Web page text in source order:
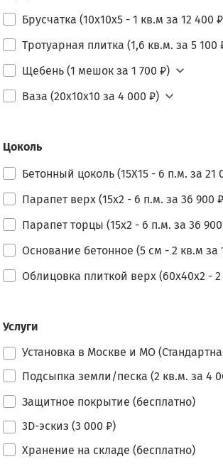
Брусчатка (10х10х5 - 1 кв.м за 12 400
Тротуарная плитка (1,6 кв.м. за 5 100
Щебень (1 мешок за 1 700 ₽)
Ваза (20х10х10 за 4 000 ₽)
Цоколь
Бетонный цоколь (15Х15 - 6 п.м. за 21
Парапет верх (15х2 - 6 п.м. за 36 900
Парапет торцы (15х2 - 6 п.м. за 36
Основание бетонное (5 см - 2 кв.м за
Облицовка плиткой верх (60х40х2 -
Услуги
Установка в Москве и МО
Подсыпка земли/песка (2 кв.м. за 4
Защитное покрытие (бесплатно)
3D-эскиз (3 000 ₽)
Хранение на складе (бесплатно)